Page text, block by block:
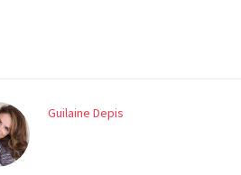
Guilaine Depis